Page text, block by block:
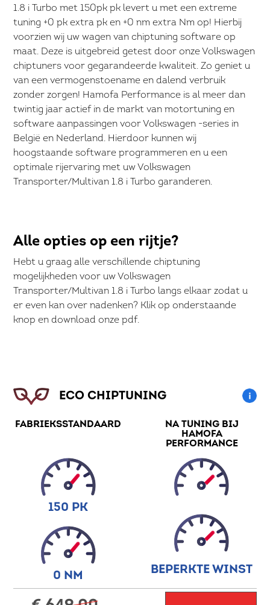
1.8 i Turbo met 150pk pk levert u met een extreme
tuning +0 pk extra pk en +0 nm extra Nm op! Hierbij
voorzien wij uw wagen van chiptuning software op
maat. Deze is uitgebreid getest door onze Volkswagen
chiptuners voor gegarandeerde kwaliteit. Zo geniet u
van een vermogenstoename en dalend verbruik
zonder zorgen! Hamofa Performance is al meer dan
twintig jaar actief in de markt van motortuning en
software aanpassingen voor Volkswagen -series in
België en Nederland. Hierdoor kunnen wij
hoogstaande software programmeren en u een
optimale rijervaring met uw Volkswagen
Transporter/Multivan 1.8 i Turbo garanderen.
Alle opties op een rijtje?
Hebt u graag alle verschillende chiptuning
mogelijkheden voor uw Volkswagen
Transporter/Multivan 1.8 i Turbo langs elkaar zodat u
er even kan over nadenken? Klik op onderstaande
knop en download onze pdf.
ECO CHIPTUNING
FABRIEKSSTANDAARD
NA TUNING BIJ
HAMOFA
PERFORMANCE
150 PK
0 NM BEPERKTE WINST